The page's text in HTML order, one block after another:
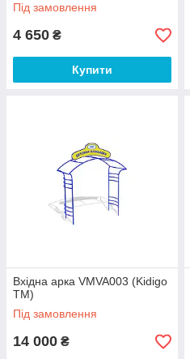
Під замовлення
4 650 ₴
Купити
Вхідна арка VMVA003 (Kidigo
ТМ)
Під замовлення
14 000 ₴